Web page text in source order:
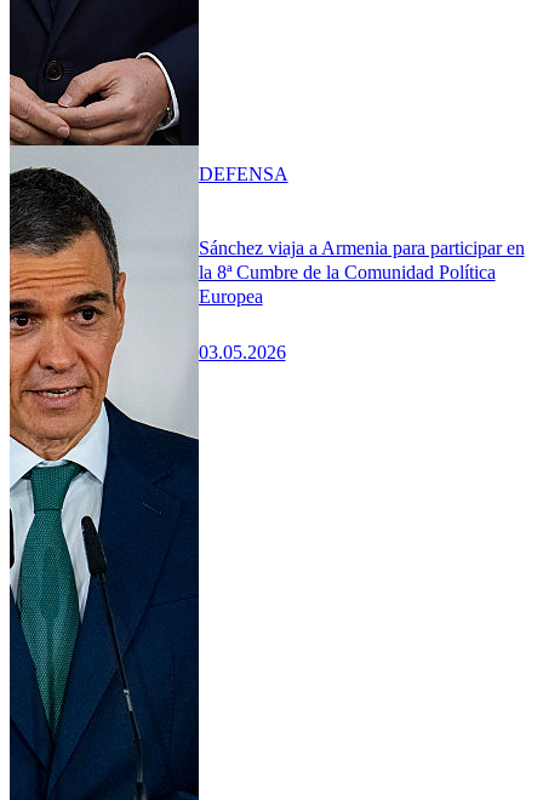
Sánchez viaja a Armenia para participar en
la 8ª Cumbre de la Comunidad Política
Europea
03.05.2026
DEFENSA